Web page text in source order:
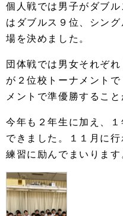
個人戦では男子がダブ
はダブルス９位、シン
場を決めました。
団体戦では男女それぞ
が２位校トーナメント
メントで準優勝すること
今年も２年生に加え、
できました。１１月に
練習に励んでまいります